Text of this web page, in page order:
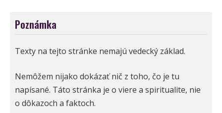
Poznámka
Texty na tejto stránke nemajú vedecký základ.
Nemôžem nijako dokázať nič z toho, čo je tu
napísané. Táto stránka je o viere a spiritualite, nie
o dôkazoch a faktoch.